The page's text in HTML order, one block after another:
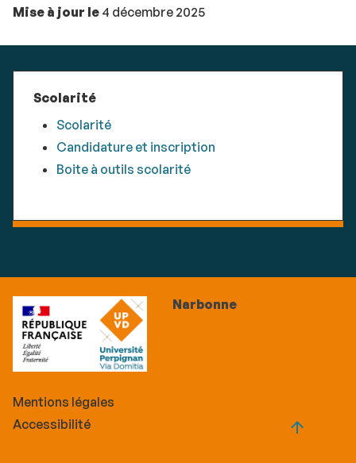
Mise à jour le 4 décembre 2025
Scolarité
Scolarité
Candidature et inscription
Boite à outils scolarité
Narbonne
Mentions légales
Accessibilité